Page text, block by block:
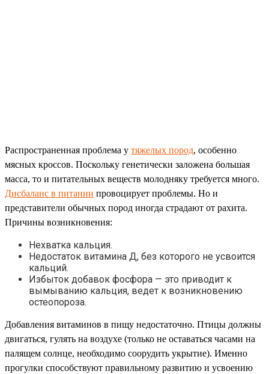
Распространенная проблема у тяжелых пород, особенно
мясных кроссов. Поскольку генетически заложена большая
масса, то и питательных веществ молодняку требуется много.
Дисбаланс в питании провоцирует проблемы. Но и
представители обычных пород иногда страдают от рахита.
Причины возникновения:
Нехватка кальция.
Недостаток витамина Д, без которого не усвоится
кальций.
Избыток добавок фосфора — это приводит к
вымыванию кальция, ведет к возникновению
остеопороза.
Добавления витаминов в пищу недостаточно. Птицы должны
двигаться, гулять на воздухе (только не оставаться часами на
палящем солнце, необходимо соорудить укрытие). Именно
прогулки способствуют правильному развитию и усвоению